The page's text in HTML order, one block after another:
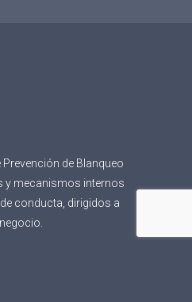
de Blanqueo
y mecanismos internos
conducta, dirigidos a